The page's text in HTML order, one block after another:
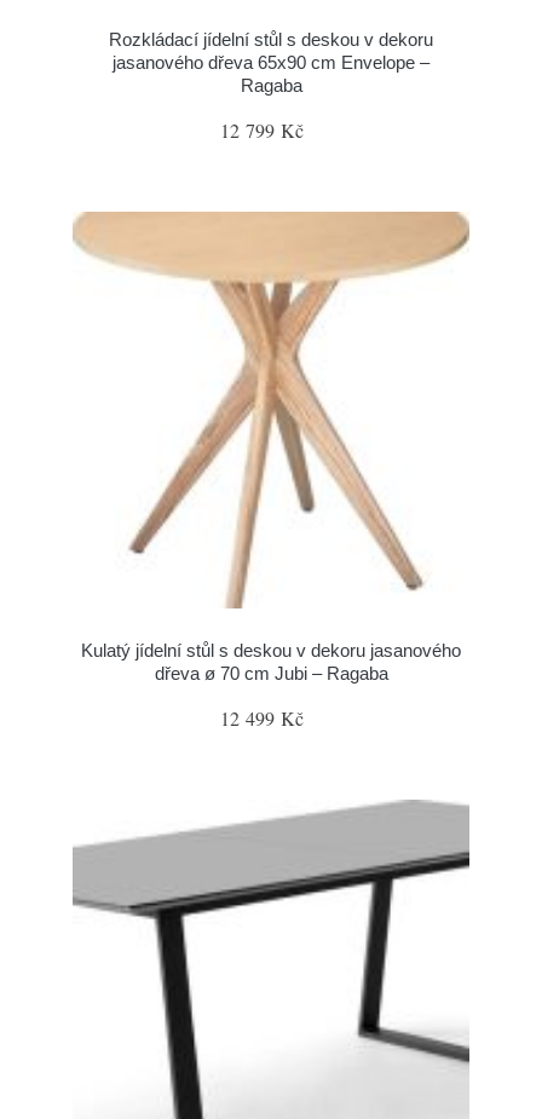
Rozkládací jídelní stůl s deskou v dekoru
jasanového dřeva 65x90 cm Envelope –
Ragaba
12 799 Kč
Kulatý jídelní stůl s deskou v dekoru jasanového
dřeva ø 70 cm Jubi – Ragaba
12 499 Kč